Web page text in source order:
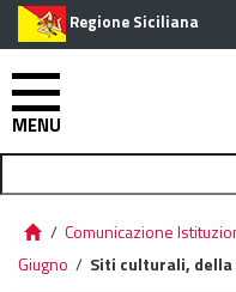
Regione Siciliana
MENU
/ Comunicazione
Giugno / Siti culturali, della